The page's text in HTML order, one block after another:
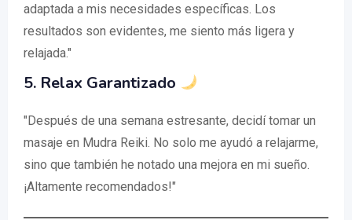
adaptada a mis necesidades específicas. Los
resultados son evidentes, me siento más ligera y
relajada."
5. Relax Garantizado
"Después de una semana estresante, decidí tomar un
masaje en Mudra Reiki. No solo me ayudó a relajarme,
sino que también he notado una mejora en mi sueño.
¡Altamente recomendados!"